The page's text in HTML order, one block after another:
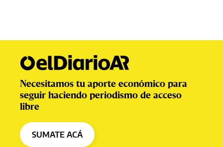
Necesitamos tu aporte económico para
seguir haciendo periodismo de acceso
libre
SUMATE ACÁ